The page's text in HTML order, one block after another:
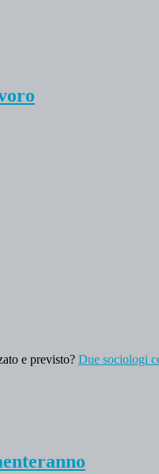
e previsto? Due sociologi